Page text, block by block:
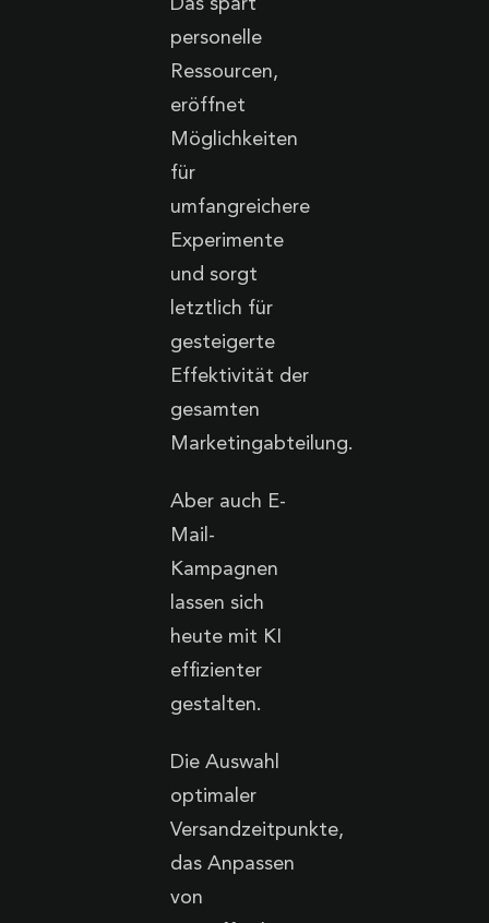
personelle
Ressourcen,
eröffnet
Möglichkeiten
für
umfangreichere
Experimente
und sorgt
letztlich für
gesteigerte
Effektivität der
gesamten
Marketingabteilung.
Aber auch E-
Mail-
Kampagnen
lassen sich
heute mit KI
effizienter
gestalten.
Die Auswahl
optimaler
Versandzeitpunkte,
das Anpassen
von